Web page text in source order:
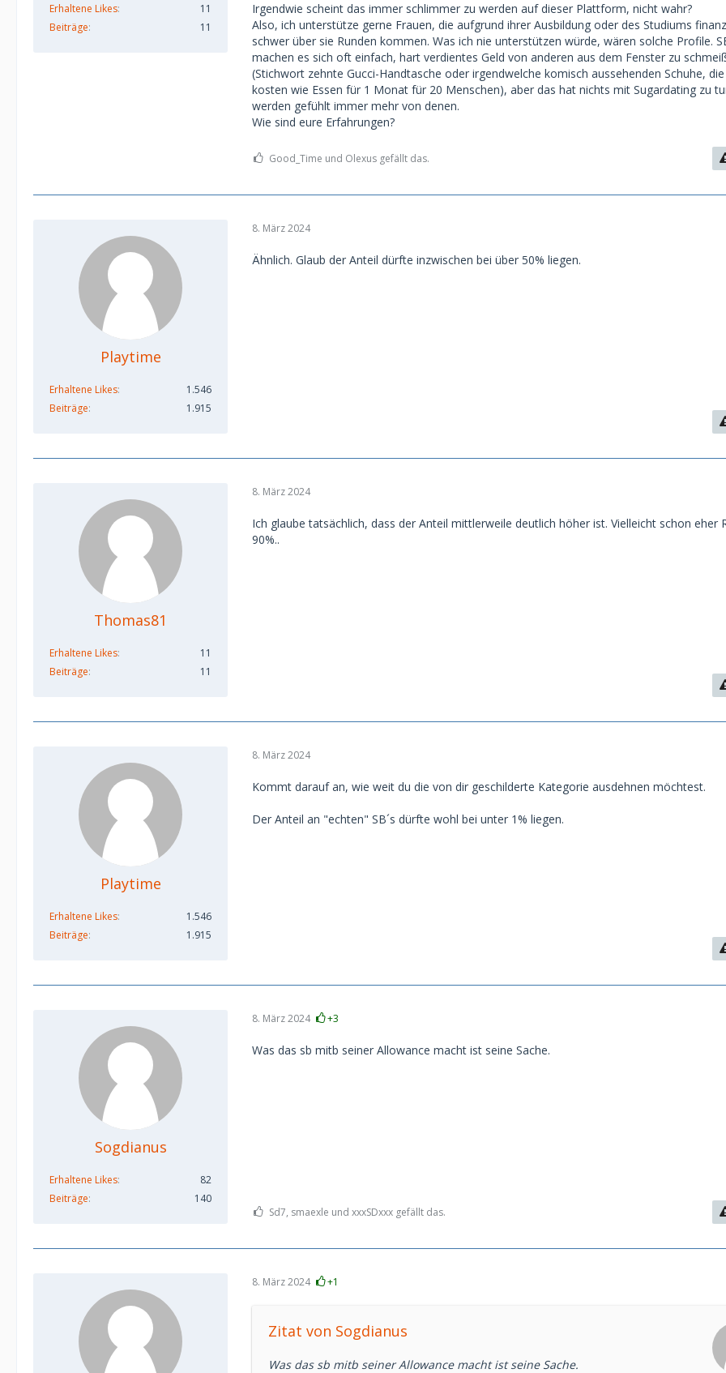
Erhaltene Likes
11
Beiträge
11
Irgendwie scheint das immer schlimmer zu werden auf dieser Plattform, nicht wahr?
Also, ich unterstütze gerne Frauen, die aufgrund ihrer Ausbildung oder des Studiums
schwer über sie Runden kommen. Was ich nie unterstützen würde, wären solche Profile.
machen es sich oft einfach, hart verdientes Geld von anderen aus dem Fenster zu
(Stichwort zehnte Gucci-Handtasche oder irgendwelche komisch aussehenden Schuhe,
kosten wie Essen für 1 Monat für 20 Menschen), aber das hat nichts mit Sugardating zu
werden gefühlt immer mehr von denen.
Wie sind eure Erfahrungen?
Good_Time und Olexus gefällt das.
Playtime
Erhaltene Likes
1.546
Beiträge
1.915
8. März 2024
Ähnlich. Glaub der Anteil dürfte inzwischen bei über 50% liegen.
Thomas81
Erhaltene Likes
11
Beiträge
11
8. März 2024
Ich glaube tatsächlich, dass der Anteil mittlerweile deutlich höher ist. Vielleicht schon eher
90%..
Playtime
Erhaltene Likes
1.546
Beiträge
1.915
8. März 2024
Kommt darauf an, wie weit du die von dir geschilderte Kategorie ausdehnen möchtest.
Der Anteil an "echten" SB´s dürfte wohl bei unter 1% liegen.
Sogdianus
Erhaltene Likes
82
Beiträge
140
8. März 2024 +3
Was das sb mitb seiner Allowance macht ist seine Sache.
Sd7, smaexle und xxxSDxxx gefällt das.
8. März 2024 +1
Zitat von Sogdianus
Was das sb mitb seiner Allowance macht ist seine Sache.